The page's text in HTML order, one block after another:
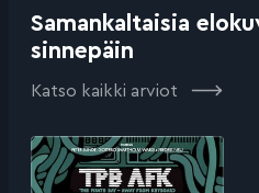
Samankaltaisia
sinnepäin
Katso kaikki arviot